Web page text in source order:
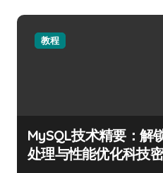
教程
MySQL技术精要：解
处理与性能优化科技